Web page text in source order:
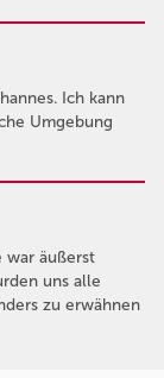
Ich kann
Umgebung
war äußerst
uns alle
zu erwähnen